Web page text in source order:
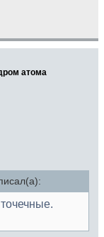
атома